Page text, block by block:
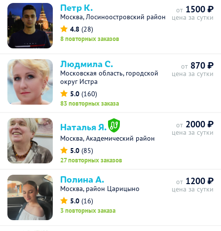
Петр К.
Москва, Лосиноостровский район
4.8 (28)
8 повторных заказов
от 1500 ₽
цена за сутки
Людмила С.
Московская область, городской
округ Истра
5.0 (160)
83 повторных заказа
от 870 ₽
цена за сутки
Наталья Я.
Москва, Академический район
5.0 (85)
27 повторных заказов
от 2000 ₽
цена за сутки
Полина А.
Москва, район Царицыно
5.0 (16)
3 повторных заказа
от 1200 ₽
цена за сутки